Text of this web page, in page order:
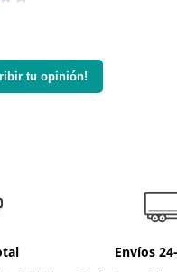
tu opinión!
Envíos